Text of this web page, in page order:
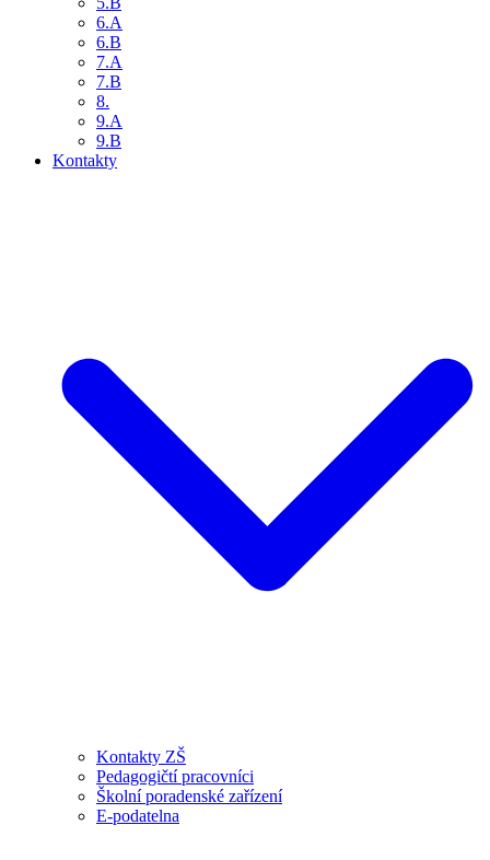
6.A
6.B
7.A
7.B
8.
9.A
9.B
Kontakty
Kontakty ZŠ
Pedagogičtí pracovníci
Školní poradenské zařízení
E-podatelna